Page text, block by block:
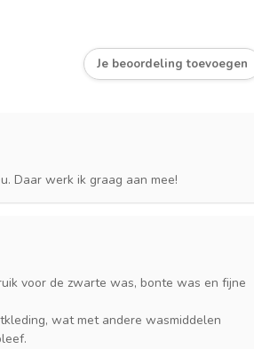
Je beoordeling toevoegen
Daar werk ik graag aan mee!
voor de zwarte was, bonte was en fijne
wat met andere wasmiddelen